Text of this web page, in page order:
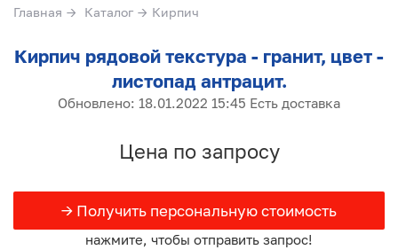
Главная → Каталог → Кирпич
Кирпич рядовой текстура - гранит, цвет -
листопад антрацит.
Обновлено: 18.01.2022 15:45 Есть доставка
Цена по запросу
→ Получить персональную стоимость
нажмите, чтобы отправить запрос!